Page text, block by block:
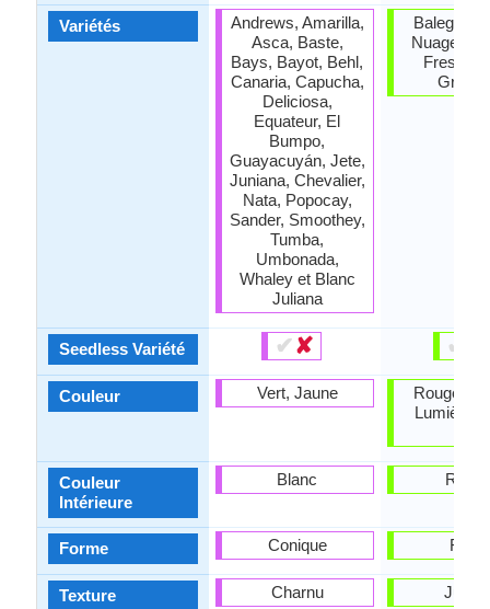
Variétés
Seedless Variété
Couleur
Couleur
Intérieure
Forme
Texture
Andrews, Amarilla,
Asca, Baste,
Bays, Bayot, Behl,
Canaria, Capucha,
Deliciosa,
Equateur, El
Bumpo,
Guayacuyán, Jete,
Juniana, Chevalier,
Nata, Popocay,
Sander, Smoothey,
Tumba,
Umbonada,
Whaley et Blanc
Juliana
✔✘
Vert, Jaune
Blanc
Conique
Charnu
Balegal,
Nuage,
✔
Rouge
Lumière
Rond